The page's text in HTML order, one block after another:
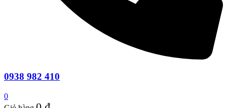
0938 982 410
0